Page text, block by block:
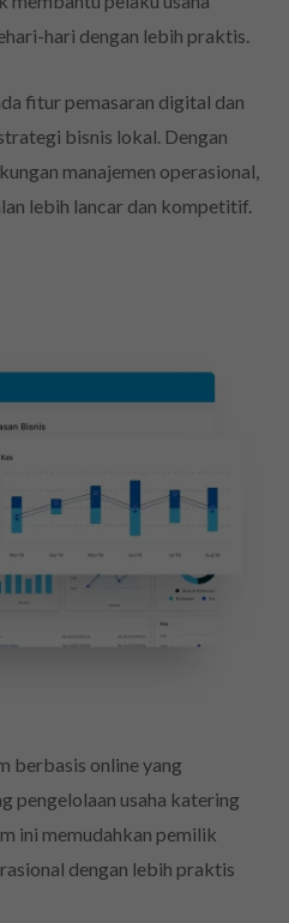
hari dengan lebih praktis.
fitur pemasaran digital dan
bisnis lokal. Dengan
manajemen operasional,
lebih lancar dan kompetitif.
berbasis online yang
pengelolaan usaha katering
ini memudahkan pemilik
dengan lebih praktis